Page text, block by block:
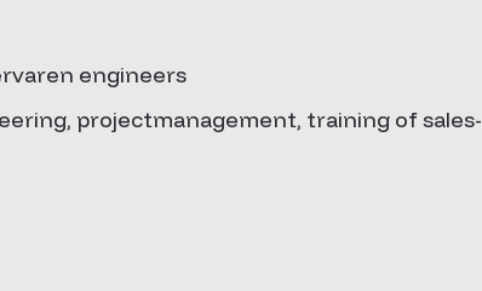
engineers
projectmanagement, training of sales-